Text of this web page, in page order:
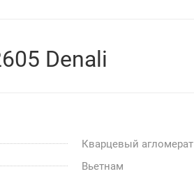
Denali
Кварцевый агломерат
Вьетнам